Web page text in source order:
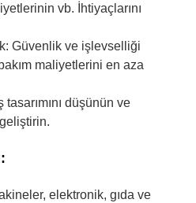
vb. İhtiyaçlarını
Güvenlik ve işlevselliği
maliyetlerini en aza
tasarımını düşünün ve
elektronik, gıda ve